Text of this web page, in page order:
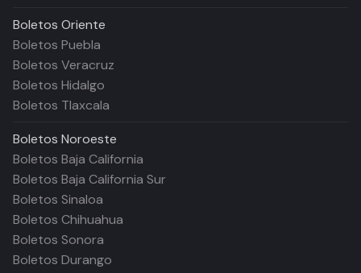
Boletos Oriente
Boletos Puebla
Boletos Veracruz
Boletos Hidalgo
Boletos Tlaxcala
Boletos Noroeste
Boletos Baja California
Boletos Baja California Sur
Boletos Sinaloa
Boletos Chihuahua
Boletos Sonora
Boletos Durango